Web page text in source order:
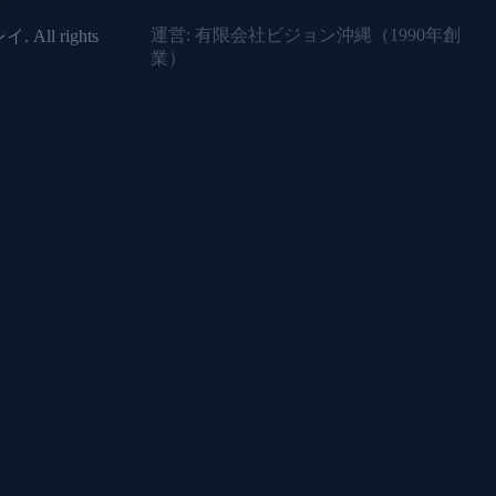
イ. All rights
運営: 有限会社ビジョン沖縄（ 1990年創
業）